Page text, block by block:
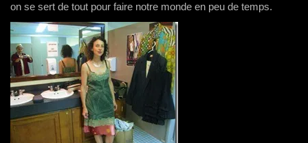
on se sert de tout pour faire notre monde en peu de temps.